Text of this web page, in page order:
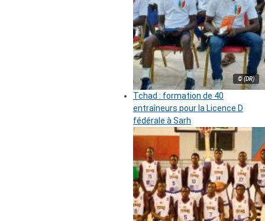
© (DR)
Tchad : formation de 40
entraîneurs pour la Licence D
fédérale à Sarh